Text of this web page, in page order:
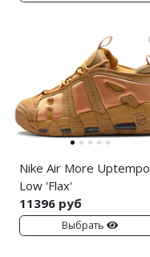
Nike Air More Uptempo
Low 'Flax'
11396 руб
Выбрать
Air Jordan 15
Air Jordan 23